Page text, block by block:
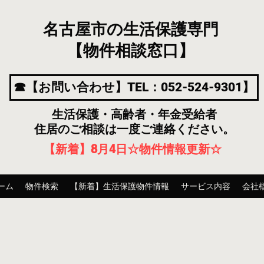
名古屋市の生活保護専門
【物件相談窓口】
☎【お問い合わせ】TEL：052-524-9301】
生活保護・高齢者・年金受給者
住居のご相談は一度ご連絡ください。
【新着】8月4日 ☆物件情報更新☆
ム 物件検索 【新着】生活保護物件情報 サービス内容 会社